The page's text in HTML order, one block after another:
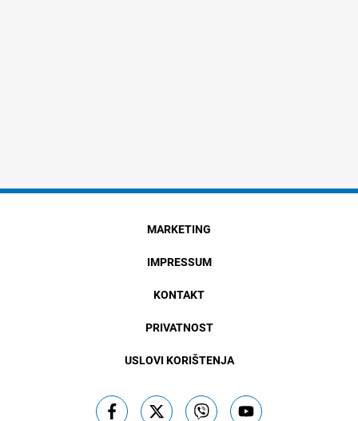
MARKETING
IMPRESSUM
KONTAKT
PRIVATNOST
USLOVI KORIŠTENJA